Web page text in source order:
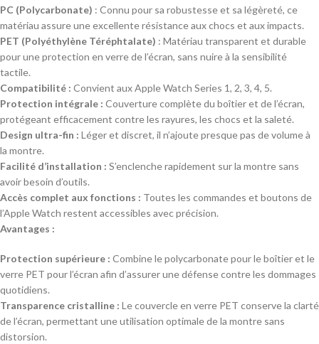
PC (Polycarbonate) : Connu pour sa robustesse et sa légèreté, ce
matériau assure une excellente résistance aux chocs et aux impacts.
PET (Polyéthylène Téréphtalate) : Matériau transparent et durable
pour une protection en verre de l’écran, sans nuire à la sensibilité
tactile.
Compatibilité : Convient aux Apple Watch Series 1, 2, 3, 4, 5.
Protection intégrale : Couverture complète du boîtier et de l’écran,
protégeant efficacement contre les rayures, les chocs et la saleté.
Design ultra-fin : Léger et discret, il n’ajoute presque pas de volume à
la montre.
Facilité d’installation : S’enclenche rapidement sur la montre sans
avoir besoin d’outils.
Accès complet aux fonctions : Toutes les commandes et boutons de
l’Apple Watch restent accessibles avec précision.
Avantages :
Protection supérieure : Combine le polycarbonate pour le boîtier et le
verre PET pour l’écran afin d’assurer une défense contre les dommages
quotidiens.
Transparence cristalline : Le couvercle en verre PET conserve la clarté
de l’écran, permettant une utilisation optimale de la montre sans
distorsion.